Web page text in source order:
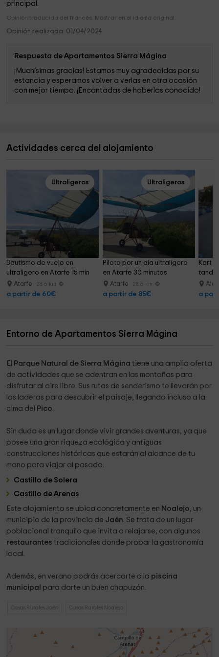
principal.
Opinión traducida del francés. Mostrar en el idioma original.
Opinión realizada: 01/04/2024
Respuesta de Apartamentos Sierra Mágina
¡Muchísimas gracias! Estamos muy agradecidas por su
estancia y esperamos volver a verlas en otra ocasión
con mejor tiempo. ¡Encantadas de haberlas conocido!
Actividades cerca del alojamiento
Ultraligeros
Bautismo de vuelo en
ultraligero en Atarfe 15 min
Atarfe 28.6 km
a partir de 60€
Ultraligeros
Piloto por un día ultraligero
en Atarfe 30 minutos
Atarfe 28.6 km
a partir de 85€
Kart
tanda
a
Entorno de Apartamentos Sierra Mágina
El Parque Natural de Sierra Mágina tiene una amplia oferta
de actividades que se adentran en las montañas para
disfrutar al aire libre. Sus rutas de senderismo te llevarán por
las laderas para descubrir el paisaje, llegando incluso a la
cima del
Pico.
Sin duda es un lugar donde vivir grandes aventuras, ya que
posee una gran riqueza ecológica y antiguas
construcciones históricas que estarán al alcance de tu
mano para viajar al pasado.
Castillo de Solera
Castillo de Arenas
Este alojamiento se ubica concretamente en Noalejo, un
municipio de la provincia de Jaén. Se trata de un lugar
poblacional tranquilo que invita a relajarse, con algunos
restaurantes tradicionales donde probar la gastronomía
local.
Además, en verano podrás acercarte a la piscina
municipal para darte un buen chapuzón.
Casas Rurales Jaén Casas Rurales Noalejo